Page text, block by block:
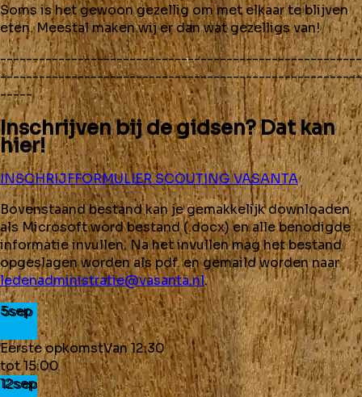
Soms is het gewoon gezellig om met elkaar te blijven
eten. Meestal maken wij er dan wat gezelligs van!
--------------------------------------------------------
--------------------------------------------------------
-----
Inschrijven bij de gidsen? Dat kan
hier!
INSCHRIJFFORMULIER SCOUTING VASANTA
Bovenstaand bestand kan je gemakkelijk downloaden
als Microsoft word bestand (.docx) en alle benodigde
informatie invullen. Na het invullen mag het bestand
opgeslagen worden als pdf. en gemaild worden naar
ledenadministratie@vasanta.nl.
5sep
Eerste opkomstVan12:30
tot15:00
12sep